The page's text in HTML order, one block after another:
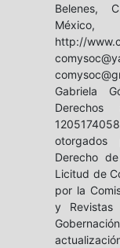
Belenes,
México,
http://
Gabriela
Derecho
Licitud de
por la
y